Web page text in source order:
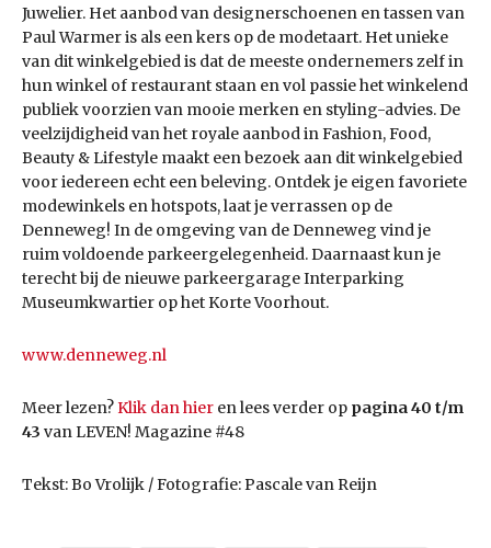
Juwelier. Het aanbod van designerschoenen en tassen van
Paul Warmer is als een kers op de modetaart. Het unieke
van dit winkelgebied is dat de meeste ondernemers zelf in
hun winkel of restaurant staan en vol passie het winkelend
publiek voorzien van mooie merken en styling-advies. De
veelzijdigheid van het royale aanbod in Fashion, Food,
Beauty & Lifestyle maakt een bezoek aan dit winkelgebied
voor iedereen echt een beleving. Ontdek je eigen favoriete
modewinkels en hotspots, laat je verrassen op de
Denneweg! In de omgeving van de Denneweg vind je
ruim voldoende parkeergelegenheid. Daarnaast kun je
terecht bij de nieuwe parkeergarage Interparking
Museumkwartier op het Korte Voorhout.
www.denneweg.nl
Meer lezen?Klik dan hier en lees verder op pagina 40 t/m
43 van LEVEN! Magazine #48
Tekst: Bo Vrolijk / Fotografie: Pascale van Reijn